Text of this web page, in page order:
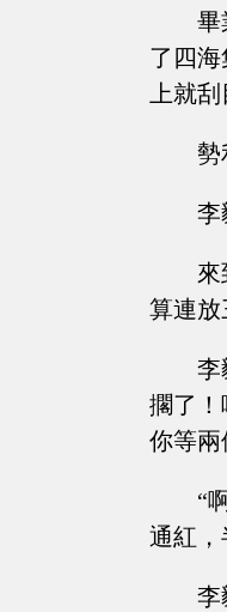
畢
了四
上就
勢
李
來
算連放
李
擱了！
你等兩
“
通紅，
李